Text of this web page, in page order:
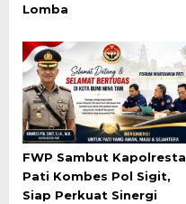
Lomba
FWP Sambut Kapolresta
Pati Kombes Pol Sigit,
Siap Perkuat Sinergi